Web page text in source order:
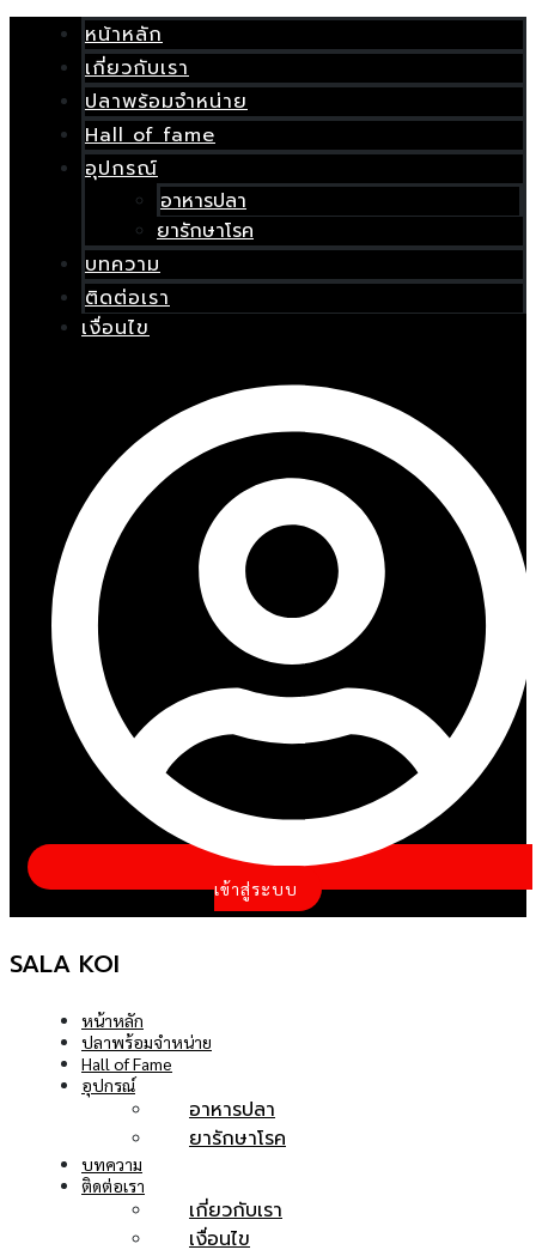
หน้าหลัก
เกี่ยวกับเรา
ปลาพร้อมจำหน่าย
Hall of fame
อุปกรณ์
อาหารปลา
ยารักษาโรค
บทความ
ติดต่อเรา
เงื่อนไข
เข้าสู่ระบบ
SALA KOI
หน้าหลัก
ปลาพร้อมจำหน่าย
Hall of Fame
อุปกรณ์
อาหารปลา
ยารักษาโรค
บทความ
ติดต่อเรา
เกี่ยวกับเรา
เงื่อนไข